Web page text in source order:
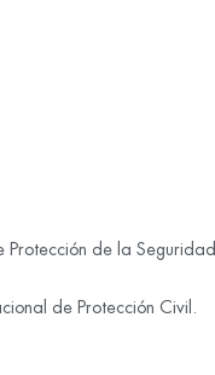
de la Seguridad
de Protección Civil.